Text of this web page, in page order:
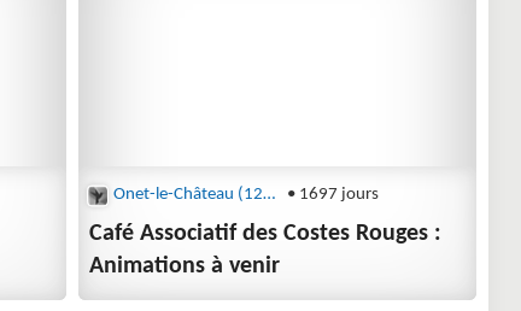
Onet-le-Château (12850) • 1697 jours
Café Associatif des Costes Rouges :
Animations à venir